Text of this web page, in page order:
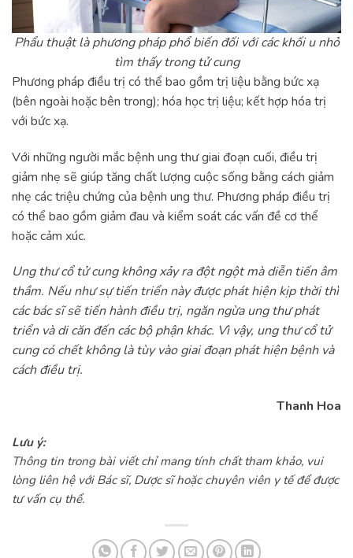
Phẩu thuật là phương pháp phổ biến đối với các khối u nhỏ
tìm thấy trong tử cung
Phương pháp điều trị có thể bao gồm trị liệu bằng bức xạ
(bên ngoài hoặc bên trong); hóa học trị liệu; kết hợp hóa trị
với bức xạ.
Với những người mắc bệnh ung thư giai đoạn cuối, điều trị
giảm nhẹ sẽ giúp tăng chất lượng cuộc sống bằng cách giảm
nhẹ các triệu chứng của bệnh ung thư. Phương pháp điều trị
có thể bao gồm giảm đau và kiểm soát các vấn đề cơ thể
hoặc cảm xúc.
Ung thư cổ tử cung không xảy ra đột ngột mà diễn tiến âm
thầm. Nếu như sự tiến triển này được phát hiện kịp thời thì
các bác sĩ sẽ tiến hành điều trị, ngăn ngừa ung thư phát
triển và di căn đến các bộ phận khác. Vì vậy, ung thư cổ tử
cung có chết không là tùy vào giai đoạn phát hiện bệnh và
cách điều trị.
Thanh Hoa
Lưu ý:
Thông tin trong bài viết chỉ mang tính chất tham khảo, vui
lòng liên hệ với Bác sĩ, Dược sĩ hoặc chuyên viên y tế để được
tư vấn cụ thể.